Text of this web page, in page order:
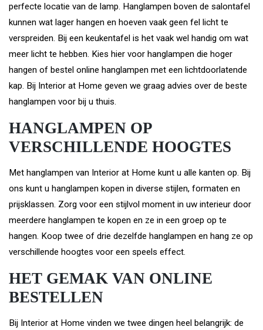
perfecte locatie van de lamp. Hanglampen boven de salontafel
kunnen wat lager hangen en hoeven vaak geen fel licht te
verspreiden. Bij een keukentafel is het vaak wel handig om wat
meer licht te hebben. Kies hier voor hanglampen die hoger
hangen of bestel online hanglampen met een lichtdoorlatende
kap. Bij Interior at Home geven we graag advies over de beste
hanglampen voor bij u thuis.
HANGLAMPEN OP
VERSCHILLENDE HOOGTES
Met hanglampen van Interior at Home kunt u alle kanten op. Bij
ons kunt u hanglampen kopen in diverse stijlen, formaten en
prijsklassen. Zorg voor een stijlvol moment in uw interieur door
meerdere hanglampen te kopen en ze in een groep op te
hangen. Koop twee of drie dezelfde hanglampen en hang ze op
verschillende hoogtes voor een speels effect.
HET GEMAK VAN ONLINE
BESTELLEN
Bij Interior at Home vinden we twee dingen heel belangrijk: de